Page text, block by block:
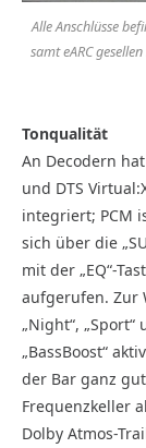
Alle Anschlüsse
samt eARC
Tonqualität
An Decodern
und DTS
integriert; PCM
sich über die
mit der „EQ“-
aufgerufen. Zur
„Night“, „Sport“
„BassBoost“
der Bar ganz
Frequenzkeller
Dolby Atmos-